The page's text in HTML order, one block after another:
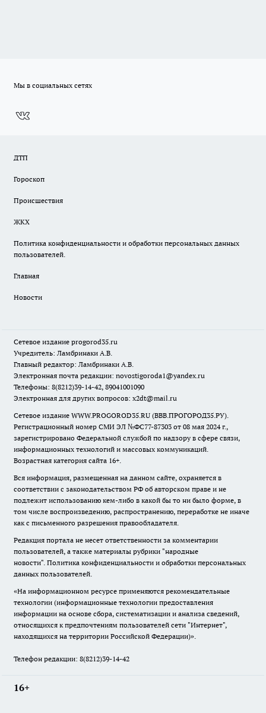
Мы в социальных сетях
ДТП
Гороскоп
Происшествия
ЖКХ
Политика конфиденциальности и обработки персональных данных
пользователей.
Главная
Новости
Сетевое издание progorod35.ru
Учредитель: Ламбринаки А.В.
Главный редактор: Ламбринаки А.В.
Электронная почта редакции: novostigoroda1@yandex.ru
Телефоны: 8(8212)39-14-42, 89041001090
Электронная для других вопросов: x2dt@mail.ru
Сетевое издание WWW.PROGOROD35.RU (ВВВ.ПРОГОРОД35.РУ).
Регистрационный номер СМИ ЭЛ №ФС77-87303 от 08 мая 2024 г.,
зарегистрировано Федеральной службой по надзору в сфере связи,
информационных технологий и массовых коммуникаций.
Возрастная категория сайта 16+.
Вся информация, размещенная на данном сайте, охраняется в
соответствии с законодательством РФ об авторском праве и не
подлежит использованию кем-либо в какой бы то ни было форме, в
том числе воспроизведению, распространению, переработке не иначе
как с письменного разрешения правообладателя.
Редакция портала не несет ответственности за комментарии
пользователей, а также материалы рубрики "народные
новости". Политика конфиденциальности и обработки персональных
данных пользователей.
«На информационном ресурсе применяются рекомендательные
технологии (информационные технологии предоставления
информации на основе сбора, систематизации и анализа сведений,
относящихся к предпочтениям пользователей сети "Интернет",
находящихся на территории Российской Федерации)».
Телефон редакции: 8(8212)39-14-42
16+